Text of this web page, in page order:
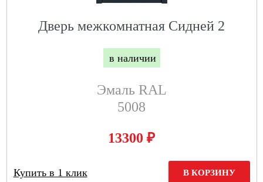
Дверь межкомнатная Сидней 2
в наличии
Эмаль RAL
5008
13300 ₽
Купить в 1 клик В КОРЗИНУ